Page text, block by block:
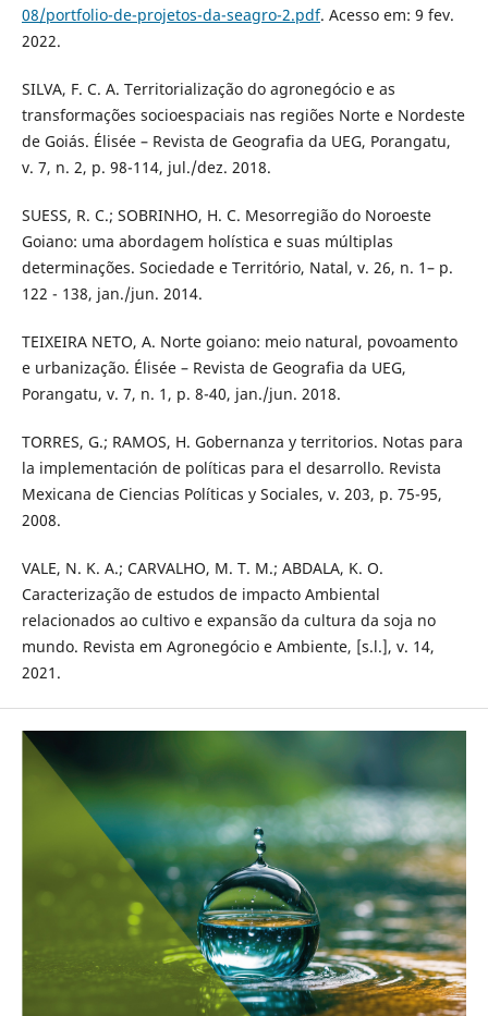
08/portfolio-de-projetos-da-seagro-2.pdf. Acesso em: 9 fev.
2022.
SILVA, F. C. A. Territorialização do agronegócio e as
transformações socioespaciais nas regiões Norte e Nordeste
de Goiás. Élisée – Revista de Geografia da UEG, Porangatu,
v. 7, n. 2, p. 98-114, jul./dez. 2018.
SUESS, R. C.; SOBRINHO, H. C. Mesorregião do Noroeste
Goiano: uma abordagem holística e suas múltiplas
determinações. Sociedade e Território, Natal, v. 26, n. 1– p.
122 - 138, jan./jun. 2014.
TEIXEIRA NETO, A. Norte goiano: meio natural, povoamento
e urbanização. Élisée – Revista de Geografia da UEG,
Porangatu, v. 7, n. 1, p. 8-40, jan./jun. 2018.
TORRES, G.; RAMOS, H. Gobernanza y territorios. Notas para
la implementación de políticas para el desarrollo. Revista
Mexicana de Ciencias Políticas y Sociales, v. 203, p. 75-95,
2008.
VALE, N. K. A.; CARVALHO, M. T. M.; ABDALA, K. O.
Caracterização de estudos de impacto Ambiental
relacionados ao cultivo e expansão da cultura da soja no
mundo. Revista em Agronegócio e Ambiente, [s.l.], v. 14,
2021.